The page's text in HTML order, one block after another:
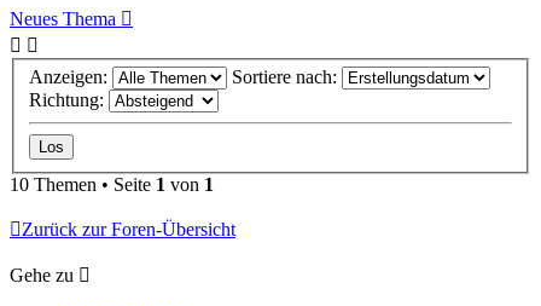
Neues Thema
Anzeigen:
Sortiere nach:
Richtung:
10 Themen • Seite 1 von 1
Zurück zur Foren-Übersicht
Gehe zu